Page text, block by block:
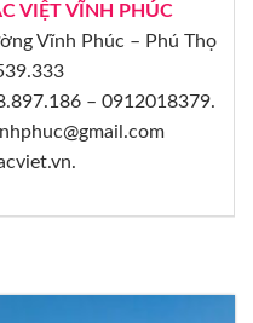
VIỆT VĨNH PHÚC
Vĩnh Phúc – Phú Thọ
– 0912018379.